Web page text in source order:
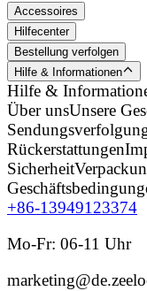
Accessoires
Hilfecenter
Bestellung verfolgen
Hilfe & Informationen
Hilfe &
Über unsUnsere
Rückerstattungen
Sicherheit
+86-13949123374
Mo-Fr: 06-11 Uhr